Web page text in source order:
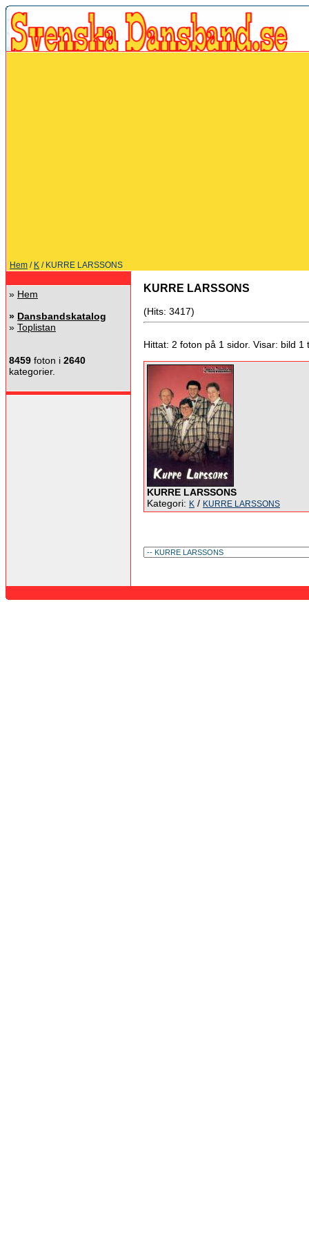
Hem / K / KURRE LARSSONS
» Hem
» Dansbandskatalog
» Toplistan
8459 foton i 2640
kategorier.
KURRE LARSSONS
(Hits: 3417)
Hittat: 2 foton på 1 sidor. Visar: bild 1
KURRE LARSSONS
Kategori: K / KURRE LARSSONS